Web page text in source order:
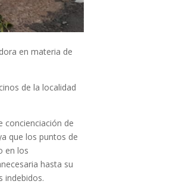
en materia de
de la localidad
concienciación de
que los puntos de
en los
hasta su
indebidos.